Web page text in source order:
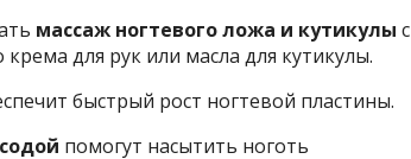
массаж ногтевого ложа и кутикулы с
для рук или масла для кутикулы.
быстрый рост ногтевой пластины.
помогут насытить ноготь